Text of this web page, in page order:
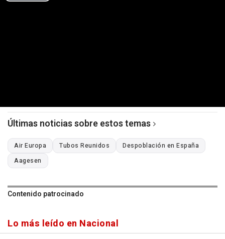
Últimas noticias sobre estos temas
Air Europa Tubos Reunidos
Despoblación en España
Aagesen
Contenido patrocinado
Lo más leído en Nacional